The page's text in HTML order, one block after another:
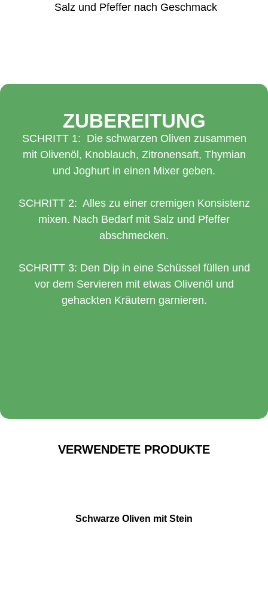
Salz und Pfeffer nach Geschmack
ZUBEREITUNG
SCHRITT 1: Die schwarzen Oliven zusammen
mit Olivenöl, Knoblauch, Zitronensaft, Thymian
und Joghurt in einen Mixer geben.
SCHRITT 2: Alles zu einer cremigen Konsistenz
mixen. Nach Bedarf mit Salz und Pfeffer
abschmecken.
SCHRITT 3: Den Dip in eine Schüssel füllen und
vor dem Servieren mit etwas Olivenöl und
gehackten Kräutern garnieren.
VERWENDETE PRODUKTE
Schwarze Oliven mit Stein